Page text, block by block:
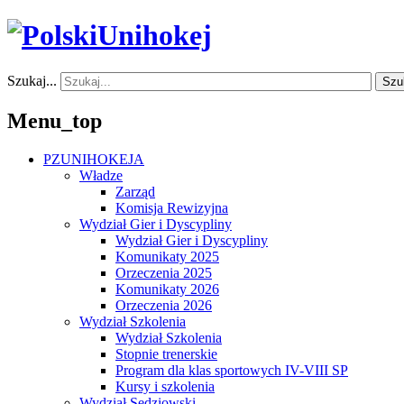
Szukaj...
Menu_top
PZUNIHOKEJA
Władze
Zarząd
Komisja Rewizyjna
Wydział Gier i Dyscypliny
Wydział Gier i Dyscypliny
Komunikaty 2025
Orzeczenia 2025
Komunikaty 2026
Orzeczenia 2026
Wydział Szkolenia
Wydział Szkolenia
Stopnie trenerskie
Program dla klas sportowych IV-VIII SP
Kursy i szkolenia